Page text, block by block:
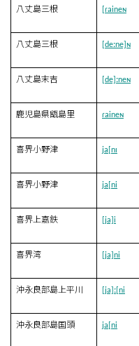
八丈島三根 [ɾaineɴ
八丈島三根 [deːne]ɴ
八丈島末吉 [de]ːneɴ
鹿児島県甑島里 ɾaineɴ
喜界小野津 ja[nɪ
喜界小野津 ja[ni
喜界上嘉鉄 [ja]i
喜界湾 [ja]ni
沖永良部島上平川 [ja]ː[ni
沖永良部島国頭 ja[ni